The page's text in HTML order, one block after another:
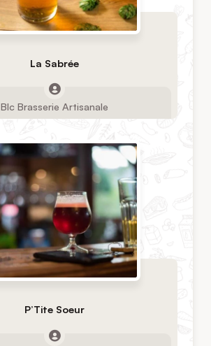
La Sabrée
Blc Brasserie Artisanale
P’Tite Soeur